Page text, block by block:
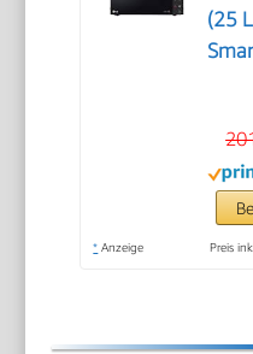
(25
* Anzeige Preis